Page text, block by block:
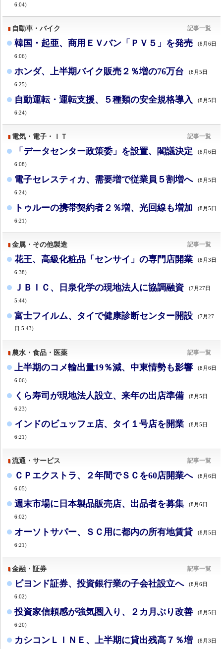
6:04)
自動車・バイク 記事一覧
韓国・起亜、商用ＥＶバン「ＰＶ５」を発売 (8月6日
6:06)
ホンダ、上半期バイク販売２％増の76万台 (8月5日
6:25)
自動運転・運転支援、５種類の安全規格導入 (8月5日
6:24)
電気・電子・ＩＴ 記事一覧
「データセンター政策委」を設置、閣議決定 (8月6日
6:08)
電子セレスティカ、需要増で従業員５割増へ (8月5日
6:24)
トゥルーの携帯契約者２％増、光回線も増加 (8月5日
6:21)
金属・その他製造 記事一覧
花王、高級化粧品「センサイ」の専門店開業 (8月3日
6:38)
ＪＢＩＣ、日泉化学の現地法人に協調融資 (7月27日
5:44)
富士フイルム、タイで健康診断センター開設
(7月27
日 5:43)
農水・食品・医薬 記事一覧
上半期のコメ輸出量19％減、中東情勢も影響 (8月6日
6:06)
くら寿司が現地法人設立、来年の出店準備 (8月5日
6:23)
インドのビュッフェ店、タイ１号店を開業 (8月5日
6:21)
流通・サービス 記事一覧
ＣＰエクストラ、２年間でＳＣを60店開業へ (8月6日
6:05)
週末市場に日本製品販売店、出品者を募集 (8月6日
6:02)
オーソトサパー、ＳＣ用に都内の所有地賃貸 (8月5日
6:21)
金融・証券 記事一覧
ビヨンド証券、投資銀行業の子会社設立へ (8月6日
6:02)
投資家信頼感が強気圏入り、２カ月ぶり改善 (8月5日
6:20)
カシコンＬＩＮＥ、上半期に貸出残高７％増 (8月3日